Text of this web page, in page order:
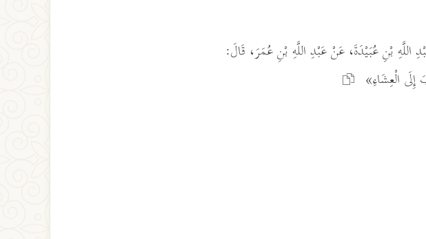
اللَّهِ بْنِ عُبَيْدَةَ، عَنْ عَبْدِ اللَّهِ بْنِ عُمَرَ، قَالَ:
الْعِشَاءِ»